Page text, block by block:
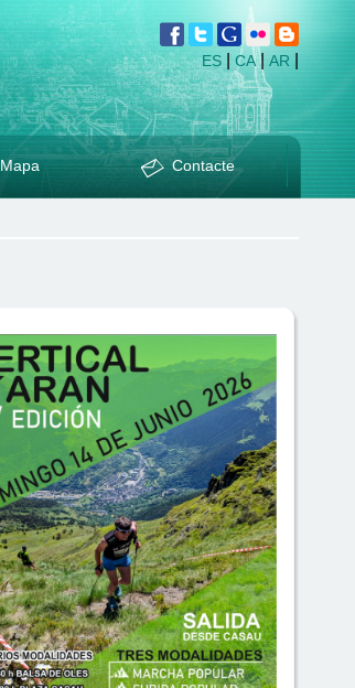
ES CA | AR
Mapa Contacte